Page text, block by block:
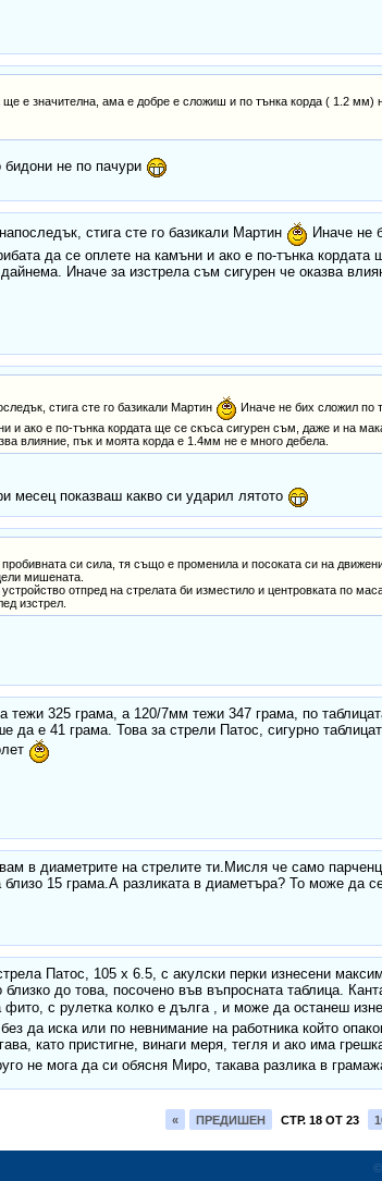
е значителна, ама е добре е сложиш и по тънка корда ( 1.2 мм)
не по пачури
стига сте го базикали Мартин
Иначе не
да се оплете на камъни и ако е по-тънка
Иначе за изстрела съм сигурен че оказва
стига сте го базикали Мартин
Иначе не бих сложил по
и ако е по-тънка кордата ще се скъса сигурен съм, даже и на
влияние, пък и моята корда е 1.4мм не е много дебела.
месец показваш какво си ударил лятото
пробивната си сила, тя също е променила и посоката си на
мишената.
отпред на стрелата би изместило и центровката по
изстрел.
тежи 325 грама, а 120/7мм тежи 347 грама, по
да е 41 грама. Това за стрели Патос, сигурно
в диаметрите на стрелите ти.Мисля че само
15 грама.А разликата в диаметъра? То може да
Патос, 105 x 6.5, с акулски перки изнесени
до това, посочено във въпросната таблица.
с рулетка колко е дълга , и може да останеш
да иска или по невнимание на работника който
като пристигне, винаги меря, тегля и ако има
не мога да си обясня Миро, такава разлика в
« ПРЕДИШЕН СТР. 18 ОТ 23
©